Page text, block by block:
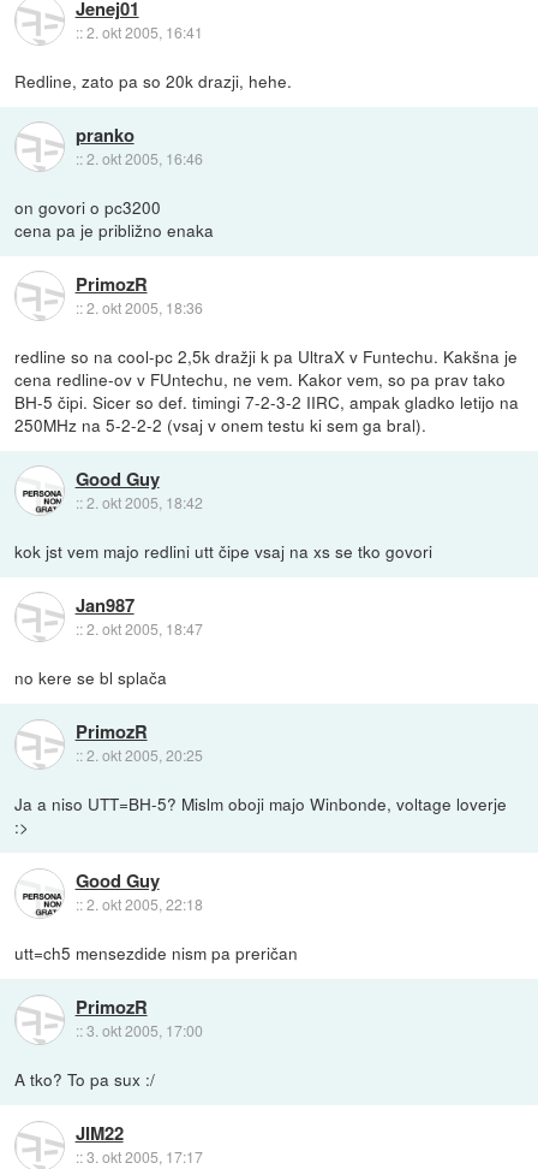
Jenej01
::2. okt 2005, 16:41
Redline, zato pa so 20k drazji, hehe.
pranko
::2. okt 2005, 16:46
on govori o pc3200
cena pa je približno enaka
PrimozR
::2. okt 2005, 18:36
redline so na cool-pc 2,5k dražji k pa UltraX v Funtechu. Kakšna je
cena redline-ov v FUntechu, ne vem. Kakor vem, so pa prav tako
BH-5 čipi. Sicer so def. timingi 7-2-3-2 IIRC, ampak gladko letijo na
250MHz na 5-2-2-2 (vsaj v onem testu ki sem ga bral).
Good Guy
::2. okt 2005, 18:42
kok jst vem majo redlini utt čipe vsaj na xs se tko govori
Jan987
::2. okt 2005, 18:47
no kere se bl splača
PrimozR
::2. okt 2005, 20:25
Ja a niso UTT=BH-5? Mislm oboji majo Winbonde, voltage loverje
:>
Good Guy
::2. okt 2005, 22:18
utt=ch5 mensezdide nism pa preričan
PrimozR
::3. okt 2005, 17:00
A tko? To pa sux :/
JIM22
::3. okt 2005, 17:17